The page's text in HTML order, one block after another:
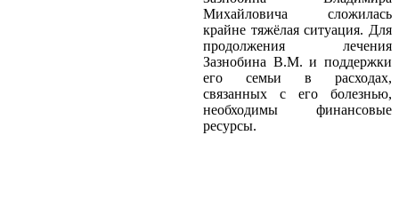
Михайловича сложилась
крайне тяжёлая ситуация. Для
продолжения лечения
Зазнобина В.М. и поддержки
его семьи в расходах,
связанных с его болезнью,
необходимы финансовые
ресурсы.